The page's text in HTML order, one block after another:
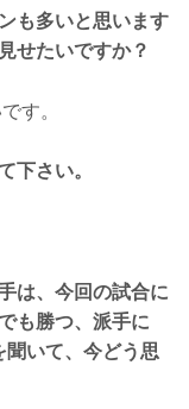
も多いと思います
せたいですか？
す。
下さい。
は、今回の試合に
も勝つ、派手に
聞いて、今どう思